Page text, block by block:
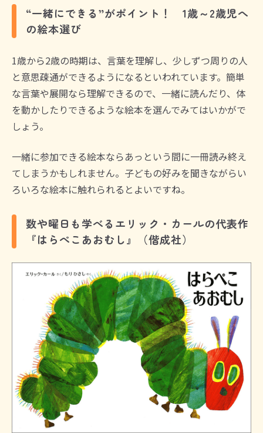
“一緒にできる”がポイント！ 1歳～2歳児へ
の絵本選び
1歳から2歳の時期は、言葉を理解し、少しずつ周りの人
と意思疎通ができるようになるといわれています。簡単
な言葉や展開なら理解できるので、一緒に読んだり、体
を動かしたりできるような絵本を選んでみてはいかがで
しょう。
一緒に参加できる絵本ならあっという間に一冊読み終え
てしまうかもしれません。子どもの好みを聞きながらい
ろいろな絵本に触れられるとよいですね。
数や曜日も学べるエリック・カールの代表作
『はらぺこあおむし』（偕成社）